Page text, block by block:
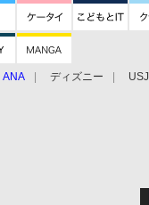
ANA ディズニー USJ